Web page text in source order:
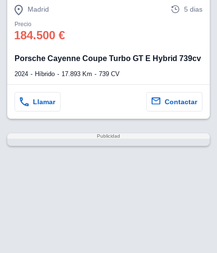
Madrid 5 dias
Precio
184.500 €
Porsche Cayenne Coupe Turbo GT E Hybrid 739cv
2024 Híbrido 17.893 Km 739 CV
Llamar Contactar